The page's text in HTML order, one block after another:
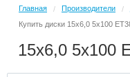
Главная / Производители /